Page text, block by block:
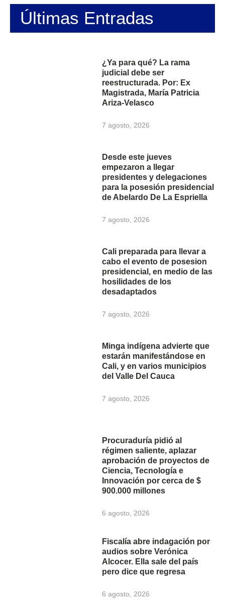
Últimas Entradas
¿Ya para qué? La rama
judicial debe ser
reestructurada. Por: Ex
Magistrada, María Patricia
Ariza-Velasco
7 agosto, 2026
Desde este jueves
empezaron a llegar
presidentes y delegaciones
para la posesión presidencial
de Abelardo De La Espriella
7 agosto, 2026
Cali preparada para llevar a
cabo el evento de posesion
presidencial, en medio de las
hosilidades de los
desadaptados
7 agosto, 2026
Minga indígena advierte que
estarán manifestándose en
Cali, y en varios municipios
del Valle Del Cauca
7 agosto, 2026
Procuraduría pidió al
régimen saliente, aplazar
aprobación de proyectos de
Ciencia, Tecnología e
Innovación por cerca de $
900.000 millones
6 agosto, 2026
Fiscalía abre indagación por
audios sobre Verónica
Alcocer. Ella sale del país
pero dice que regresa
6 agosto, 2026